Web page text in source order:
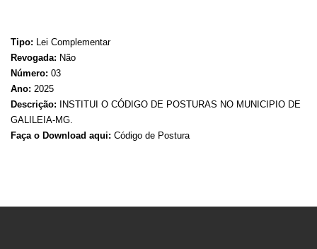
Tipo: Lei Complementar
Revogada: Não
Número: 03
Ano: 2025
Descrição: INSTITUI O CÓDIGO DE POSTURAS NO MUNICIPIO DE
GALILEIA-MG.
Faça o Download aqui: Código de Postura